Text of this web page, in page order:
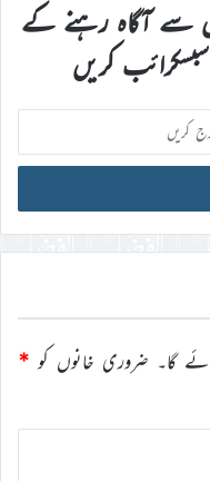
سے آگاہ رہنے کے
کریں
گا۔ ضروری خانوں کو *